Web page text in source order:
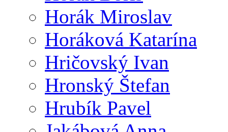
Horák Miroslav
Horáková Katarína
Hričovský Ivan
Hronský Štefan
Hrubík Pavel